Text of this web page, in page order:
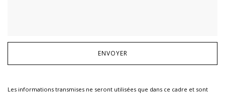
Les informations transmises ne seront utilisées que dans ce cadre et sont